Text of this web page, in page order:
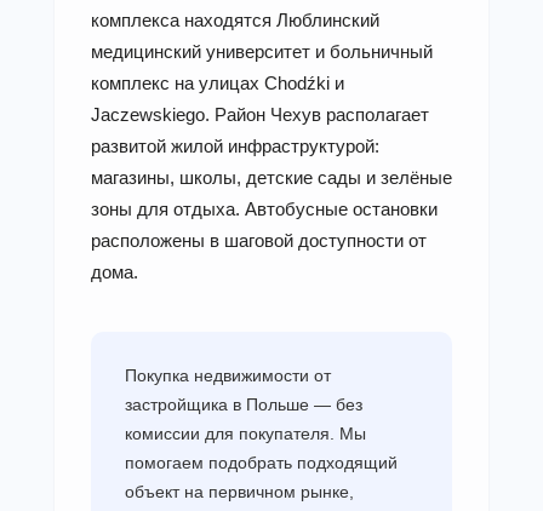
комплекса находятся Люблинский
медицинский университет и больничный
комплекс на улицах Chodźki и
Jaczewskiego. Район Чехув располагает
развитой жилой инфраструктурой:
магазины, школы, детские сады и зелёные
зоны для отдыха. Автобусные остановки
расположены в шаговой доступности от
дома.
Покупка недвижимости от
застройщика в Польше — без
комиссии для покупателя. Мы
помогаем подобрать подходящий
объект на первичном рынке,